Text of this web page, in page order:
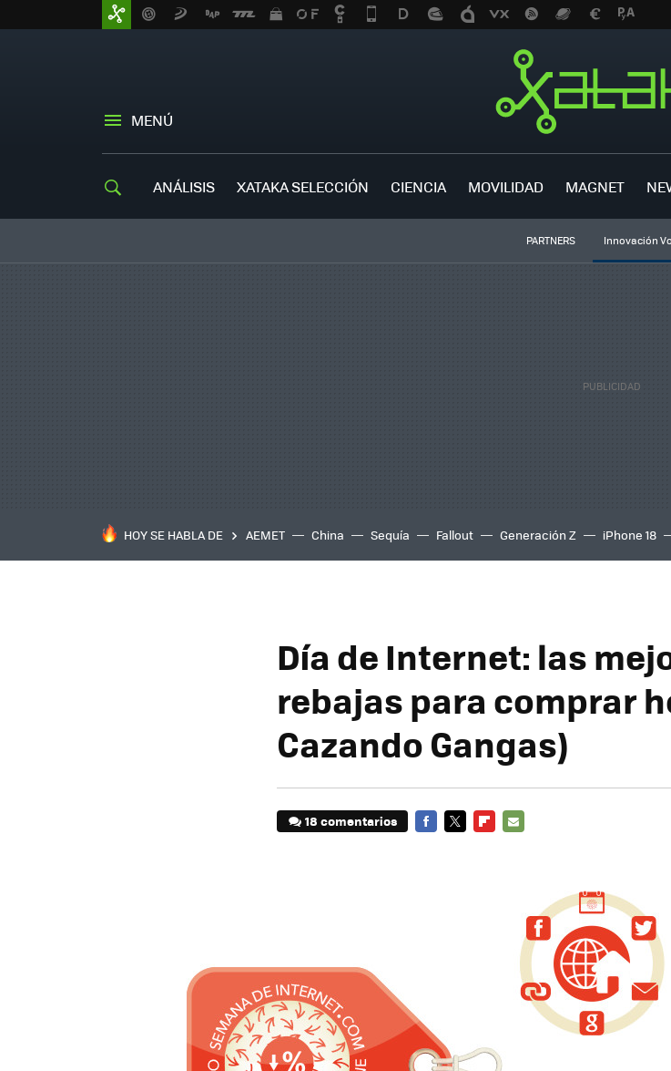
MENÚ
ANÁLISIS XATAKA SELECCIÓN CIENCIA MOVILIDAD MAGNET
PARTNERS Innovación
HOY SE HABLA DE AEMET China Sequía Fallout Generación Z iPhone 18
Día de Internet: las
rebajas para comprar
Cazando Gangas)
18 comentarios